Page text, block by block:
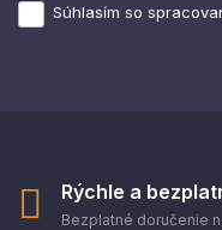
Súhlasím so
Rýchle a
Bezplatné doručenie